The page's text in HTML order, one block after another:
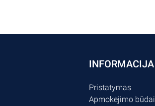
INFORMACIJA
Pristatymas
Apmokėjimo būdai